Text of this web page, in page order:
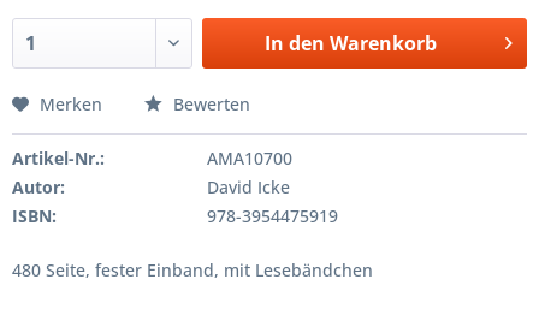
In den Warenkorb
Merken Bewerten
Artikel-Nr.:
AMA10700
Autor:
David Icke
ISBN:
978-3954475919
480 Seite, fester Einband, mit Lesebändchen